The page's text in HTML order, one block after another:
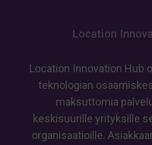
osaamisen
Location
Location Innovation Hub
teknologian
maksuttomia
keskisuurille yrityksille
organisaatioille.